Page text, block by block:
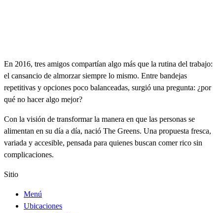
En 2016, tres amigos compartían algo más que la rutina del trabajo:
el cansancio de almorzar siempre lo mismo. Entre bandejas
repetitivas y opciones poco balanceadas, surgió una pregunta: ¿por
qué no hacer algo mejor?
Con la visión de transformar la manera en que las personas se
alimentan en su día a día, nació The Greens. Una propuesta fresca,
variada y accesible, pensada para quienes buscan comer rico sin
complicaciones.
Sitio
Menú
Ubicaciones